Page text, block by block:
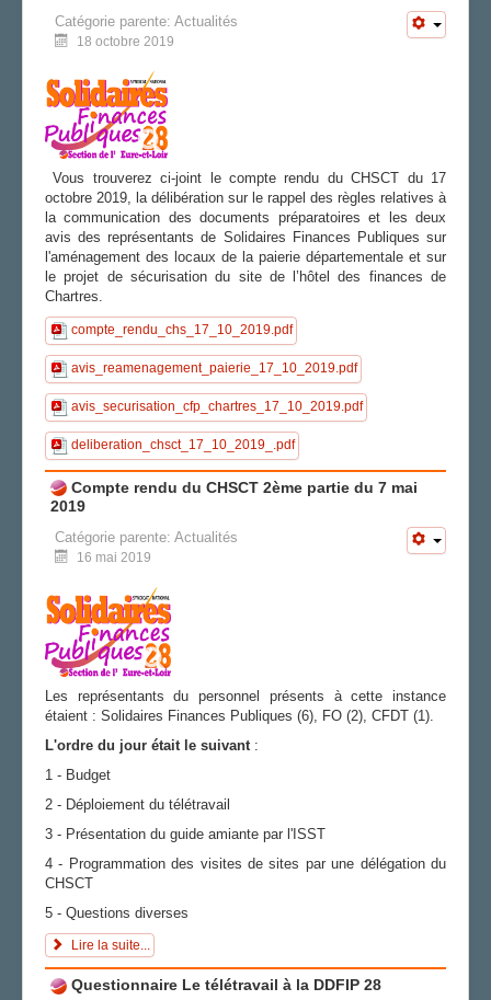
LA SECTION
AGENDA
ADHÉRER
Catégorie parente: Actualités
18 octobre 2019
Vous trouverez ci-joint le compte rendu du CHSCT du 17
octobre 2019, la délibération sur le rappel des règles relatives à
la communication des documents préparatoires et les deux
avis des représentants de Solidaires Finances Publiques sur
l'aménagement des locaux de la paierie départementale et sur
le projet de sécurisation du site de l’hôtel des finances de
Chartres.
compte_rendu_chs_17_10_2019.pdf
avis_reamenagement_paierie_17_10_2019.pdf
avis_securisation_cfp_chartres_17_10_2019.pdf
deliberation_chsct_17_10_2019_.pdf
Compte rendu du CHSCT 2ème partie du 7 mai
2019
Catégorie parente: Actualités
16 mai 2019
Les représentants du personnel présents à cette instance
étaient : Solidaires Finances Publiques (6), FO (2), CFDT (1).
L'ordre du jour était le suivant:
1 - Budget
2 - Déploiement du télétravail
3 - Présentation du guide amiante par l'ISST
4 - Programmation des visites de sites par une délégation du
CHSCT
5 - Questions diverses
Lire la suite...
Questionnaire Le télétravail à la DDFIP 28